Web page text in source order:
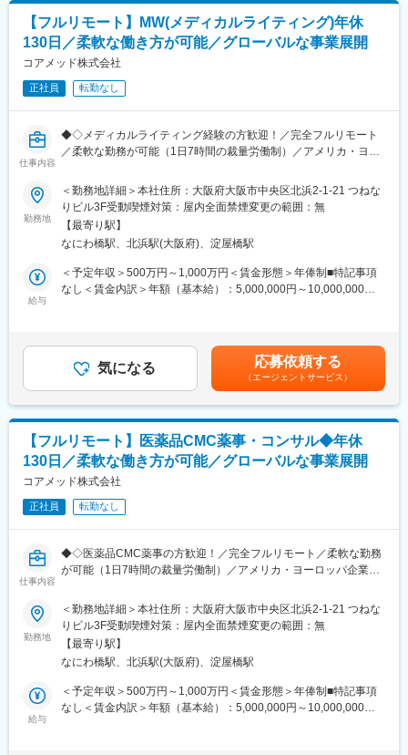
■ワークライフバランス：
同社は、個人が最大限に能力を発揮できるよう働きやすい環境作
りに注力しております。男女問わず在宅勤務が可能です。また、
女性社員も多く、産休・育休取得実績も豊富で9割以上の復職率を
誇っており、長期就業が可能な環境・福利厚生が整っています。
・戦略立案から規制対応まで一貫して関わることで、臨床開発全
体を俯瞰した視点を身につけることが可能です。
通常医薬品メーカー出身が会員である関西医薬協会に、当社は会
員として登録しています。業界関連のセミナーにも参加すること
プデートできる環境です。
◎完全在宅勤務のため、拠点（東京・大阪）の近くにお住まいで
なくてもご就業いただけます。
◎お昼休みの時間帯も自由なので、例えばお子様がおられる方の
場合、お子様の通院やご都合に合わせて業務時間を調整できま
（自分の業務が終わるよう業務管理を行う必要はありますが、裁
量の大きい働き方ができます）
※国内出張の頻度は1~3回/年です。（海外出張はほとんどありませ
ん。）
■ワークライフバランス：
同社は、個人が最大限に能力を発揮できるよう働きやすい環境作
りに注力しております。男女問わず在宅勤務が可能です。また、
女性社員も多く、産休・育休取得実績も豊富で9割以上の復職率を
誇っており、長期就業が可能な環境・福利厚生が整っています。
【フルリモート】MW(メディカルライティング)年休
130日／柔軟な働き方が可能／グローバルな事業展開
コアメッド株式会社
正社員 転勤なし
仕事内容
◆◇メディカルライティング経験の方歓迎！／完全フルリモート
／柔軟な勤務が可能（1日7時間の裁量労働制）／アメリカ・ヨー
ティング会社◆◇
■業務概要：
治験相談用資料や試験総括報告書、承認申請資料（CTDなど）の
作成を中心に、医薬品開発における各種ドキュメント作成業務
（英語・日本語）をお任せします。
■業務の内容：
・オーファンドラッグ指定申請資料
・日本を含む各国規制当局への治験実施計画届（IND等）および
申請資料
・承認申請書（CTDを含む）
・試験総括報告書（CSR） など
・プロジェクトは個人単独ではなく、社内メンバーと連携しなが
ら分担して推進しています。
発全体を俯瞰できる経験を積むことができます。
通常医薬品メーカー出身が会員である関西医薬協会に、当社は会
員として登録しています。業界関連のセミナーにも参加すること
ができ、メーカーと同じレベルの業界知識とマーケット感をアッ
プデートできる環境です。
■働き方：
◎完全在宅勤務のため、拠点（東京・大阪）の近くにお住まいで
勤務地
＜勤務地詳細＞本社住所：大阪府大阪市中央区北浜2-1-21 つねな
りビル3F受動喫煙対策：屋内全面禁煙変更の範囲：無
【最寄り駅】
なにわ橋駅、北浜駅(大阪府)、淀屋橋駅
給与
＜予定年収＞500万円～1,000万円＜賃金形態＞年俸制■特記事項
なし＜賃金内訳＞年額（基本給）：5,000,000円～10,000,000円
安の金額であり、選考を通じて上下する可能性があります。月給
(月額)は固定手当を含めた表記です。
気になる 応募依頼する
（エージェントサービス）
【フルリモート】医薬品CMC薬事・コンサル◆年休
130日／柔軟な働き方が可能／グローバルな事業展開
コアメッド株式会社
正社員 転勤なし
仕事内容
◆◇医薬品CMC薬事の方歓迎！／完全フルリモート／柔軟な勤務
が可能（1日7時間の裁量労働制）／アメリカ・ヨーロッパ企業と
◆◇
■仕事内容：
医薬品開発における理化学・製造・品質試験分野を中心に、CMC
領域のコンサルティング業務をお任せします。
新薬承認申請に向けた品質戦略の立案から資料作成・評価まで一
貫して関与し、医薬品開発の品質面を支える中核ポジションで
す。
勤務地
＜勤務地詳細＞本社住所：大阪府大阪市中央区北浜2-1-21 つねな
りビル3F受動喫煙対策：屋内全面禁煙変更の範囲：無
【最寄り駅】
なにわ橋駅、北浜駅(大阪府)、淀屋橋駅
給与
＜予定年収＞500万円～1,000万円＜賃金形態＞年俸制■特記事項
なし＜賃金内訳＞年額（基本給）：5,000,000円～10,000,000円